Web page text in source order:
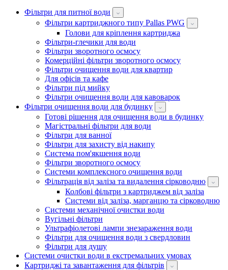
Фільтри для питної води
Фільтри картриджного типу Pallas PWG
Голови для кріплення картриджа
Фільтри-глечики для води
Фільтри зворотного осмосу
Комерційні фільтри зворотного осмосу
Фільтри очищення води для квартир
Для офісів та кафе
Фільтри під мийку
Фільтри очищення води для кавоварок
Фільтри очищення води для будинку
Готові рішення для очищення води в будинку
Магістральні фільтри для води
Фільтри для ванної
Фільтри для захисту від накипу
Система пом'якшення води
Фільтри зворотного осмосу
Системи комплексного очищення води
Фільтрація від заліза та видалення сірководню
Колбові фільтри з картриджем від заліза
Системи від заліза, марганцю та сірководню
Системи механічної очистки води
Вугільні фільтри
Ультрафіолетові лампи знезараження води
Фільтри для очищення води з свердловин
Фільтри для душу
Системи очистки води в екстремальних умовах
Картриджі та завантаження для фільтрів